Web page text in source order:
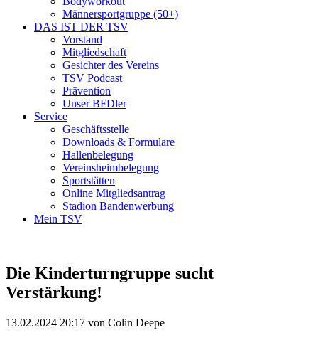
Männersportgruppe (50+)
DAS IST DER TSV
Vorstand
Mitgliedschaft
Gesichter des Vereins
TSV Podcast
Prävention
Unser BFDler
Service
Geschäftsstelle
Downloads & Formulare
Hallenbelegung
Vereinsheimbelegung
Sportstätten
Online Mitgliedsantrag
Stadion Bandenwerbung
Mein TSV
Die Kinderturngruppe sucht
Verstärkung!
13.02.2024 20:17 von Colin Deepe